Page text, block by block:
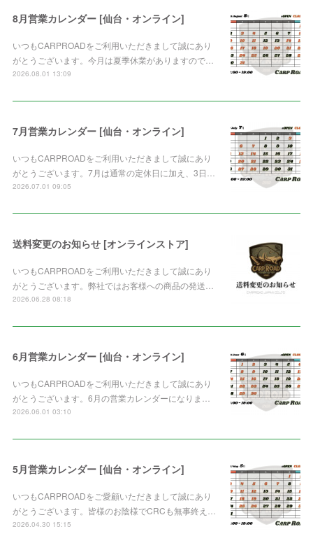
8月営業カレンダー [仙台・オンライン]
いつもCARPROADをご利用いただきまして誠にあり
がとうございます。今月は夏季休業がありますので…
2026.08.01 13:09
7月営業カレンダー [仙台・オンライン]
いつもCARPROADをご利用いただきまして誠にあり
がとうございます。7月は通常の定休日に加え、3日…
2026.07.01 09:05
送料変更のお知らせ [オンラインストア]
いつもCARPROADをご利用いただきまして誠にあり
がとうございます。弊社ではお客様への商品の発送…
2026.06.28 08:18
6月営業カレンダー [仙台・オンライン]
いつもCARPROADをご利用いただきまして誠にあり
がとうございます。6月の営業カレンダーになりま…
2026.06.01 03:10
5月営業カレンダー [仙台・オンライン]
いつもCARPROADをご愛顧いただきまして誠にあり
がとうございます。皆様のお陰様でCRCも無事終え…
2026.04.30 15:15